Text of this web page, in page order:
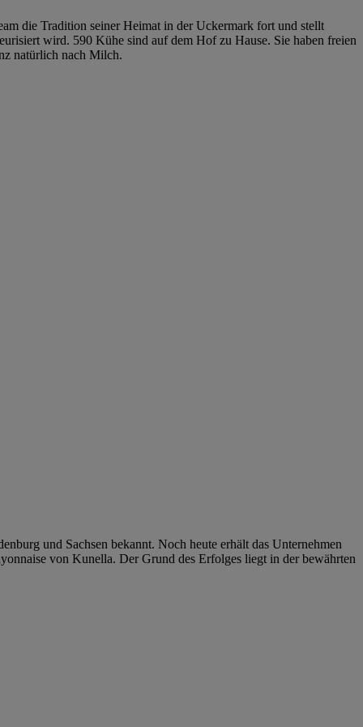
die Tradition seiner Heimat in der Uckermark fort und stellt
wird. 590 Kühe sind auf dem Hof zu Hause. Sie haben freien
natürlich nach Milch.
und Sachsen bekannt. Noch heute erhält das Unternehmen
von Kunella. Der Grund des Erfolges liegt in der bewährten